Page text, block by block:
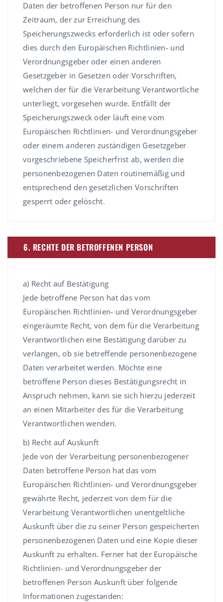
Daten der betroffenen Person nur für den
Zeitraum, der zur Erreichung des
Speicherungszwecks erforderlich ist oder sofern
dies durch den Europäischen Richtlinien- und
Verordnungsgeber oder einen anderen
Gesetzgeber in Gesetzen oder Vorschriften,
welchen der für die Verarbeitung Verantwortliche
unterliegt, vorgesehen wurde. Entfällt der
Speicherungszweck oder läuft eine vom
Europäischen Richtlinien- und Verordnungsgeber
oder einem anderen zuständigen Gesetzgeber
vorgeschriebene Speicherfrist ab, werden die
personenbezogenen Daten routinemäßig und
entsprechend den gesetzlichen Vorschriften
gesperrt oder gelöscht.
6. RECHTE DER BETROFFENEN PERSON
a) Recht auf Bestätigung
Jede betroffene Person hat das vom
Europäischen Richtlinien- und Verordnungsgeber
eingeräumte Recht, von dem für die Verarbeitung
Verantwortlichen eine Bestätigung darüber zu
verlangen, ob sie betreffende personenbezogene
Daten verarbeitet werden. Möchte eine
betroffene Person dieses Bestätigungsrecht in
Anspruch nehmen, kann sie sich hierzu jederzeit
an einen Mitarbeiter des für die Verarbeitung
Verantwortlichen wenden.
b) Recht auf Auskunft
Jede von der Verarbeitung personenbezogener
Daten betroffene Person hat das vom
Europäischen Richtlinien- und Verordnungsgeber
gewährte Recht, jederzeit von dem für die
Verarbeitung Verantwortlichen unentgeltliche
Auskunft über die zu seiner Person gespeicherten
personenbezogenen Daten und eine Kopie dieser
Auskunft zu erhalten. Ferner hat der Europäische
Richtlinien- und Verordnungsgeber der
betroffenen Person Auskunft über folgende
Informationen zugestanden: